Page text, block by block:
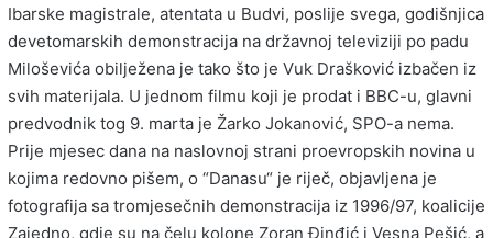
Ibarske magistrale, atentata u Budvi, poslije svega, godišnjica
devetomarskih demonstracija na državnoj televiziji po padu
Miloševića obilježena je tako što je Vuk Drašković izbačen iz
svih materijala. U jednom filmu koji je prodat i BBC-u, glavni
predvodnik tog 9. marta je Žarko Jokanović, SPO-a nema.
Prije mjesec dana na naslovnoj strani proevropskih novina u
kojima redovno pišem, o “Danasu“ je riječ, objavljena je
fotografija sa tromjesečnih demonstracija iz 1996/97, koalicije
Zajedno, gdje su na čelu kolone Zoran Đinđić i Vesna Pešić, a